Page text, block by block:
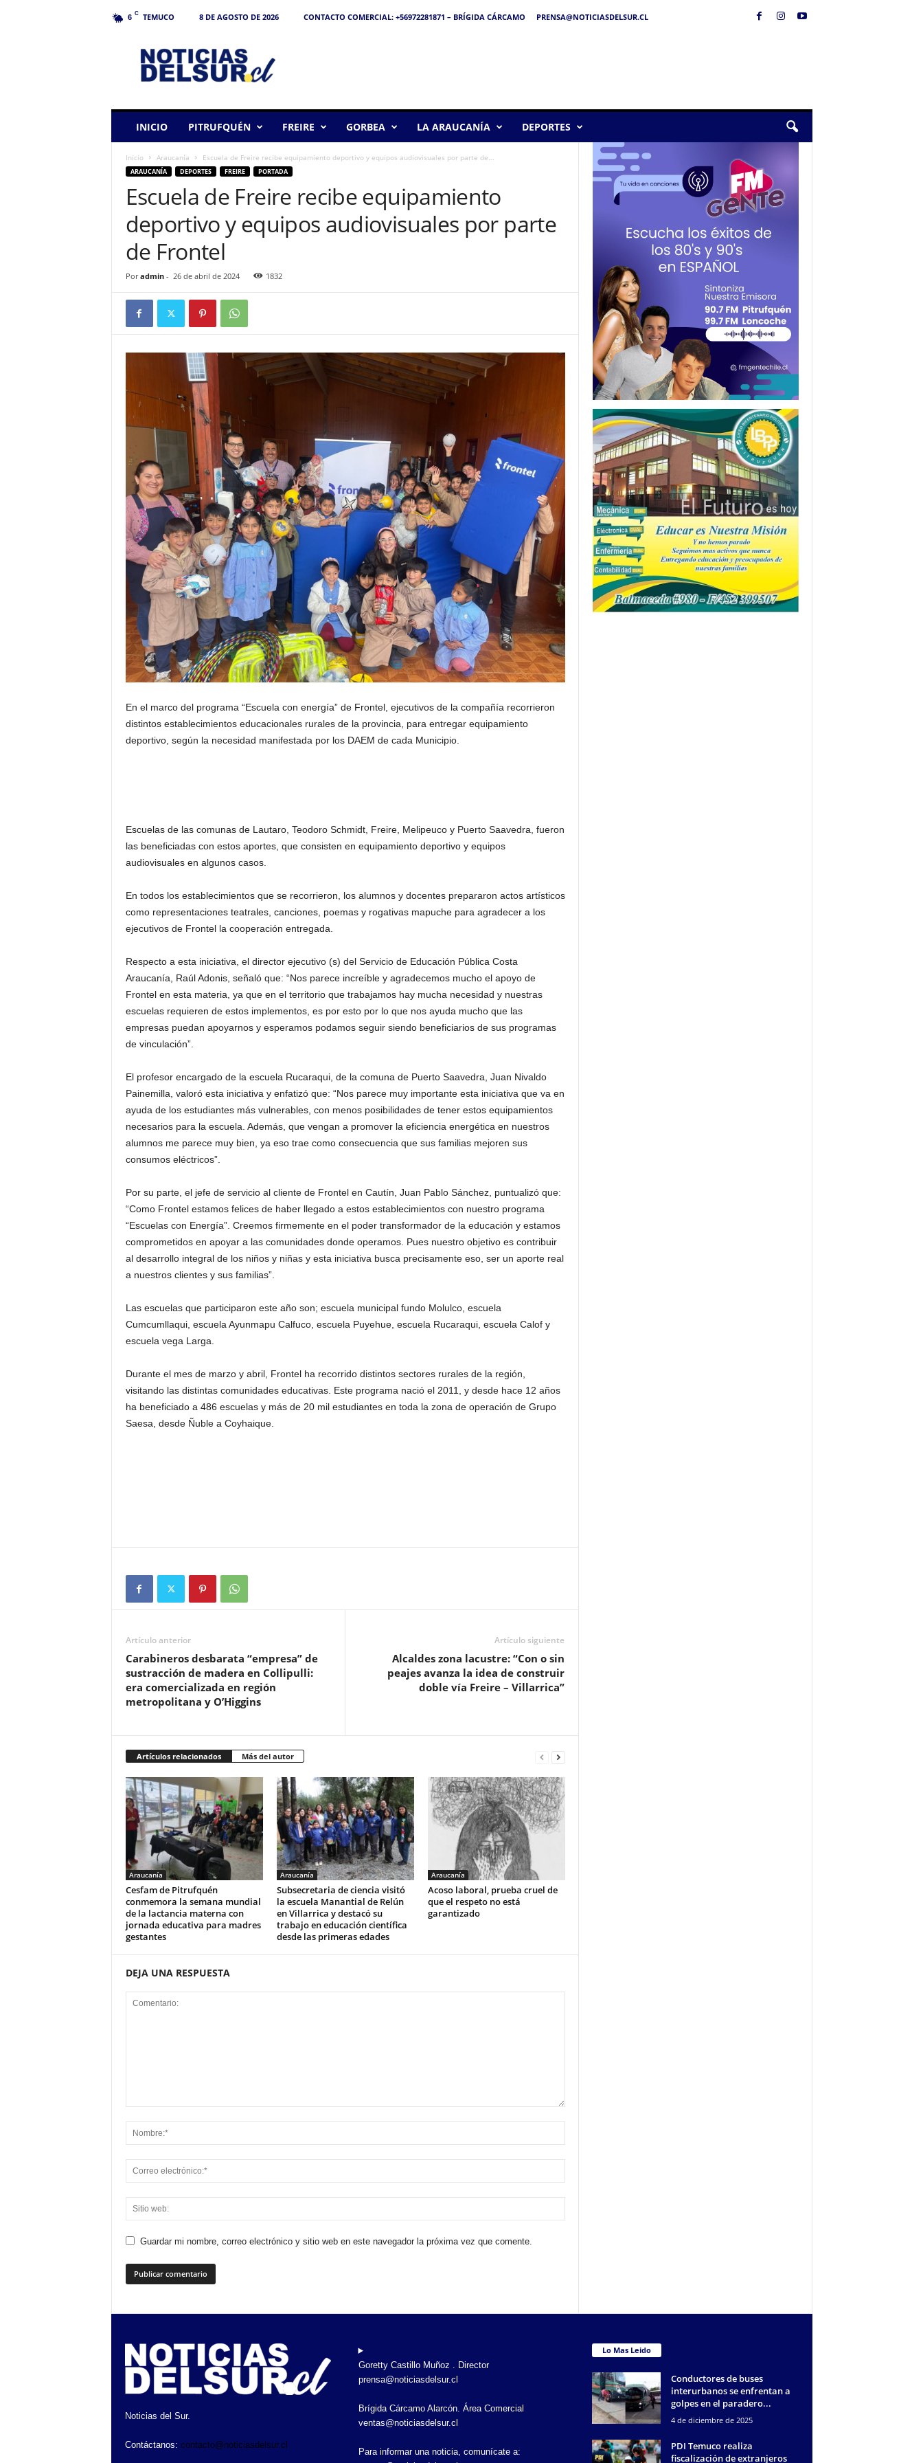
6 C TEMUCO 8 DE AGOSTO DE 2026 CONTACTO COMERCIAL: +56972281871 – BRÍGIDA CÁRCAMO
PRENSA@NOTICIASDELSUR.CL
INICIO PITRUFQUÉN FREIRE GORBEA LA ARAUCANÍA DEPORTES
Inicio Araucanía Escuela de Freire recibe equipamiento deportivo y equipos audiovisuales por parte de...
ARAUCANÍA DEPORTES FREIRE PORTADA
Escuela de Freire recibe equipamiento
deportivo y equipos audiovisuales por parte
de Frontel
Por admin- 26 de abril de 2024 1832
En el marco del programa “Escuela con energía” de Frontel, ejecutivos de la compañía recorrieron
distintos establecimientos educacionales rurales de la provincia, para entregar equipamiento
deportivo, según la necesidad manifestada por los DAEM de cada Municipio.
Escuelas de las comunas de Lautaro, Teodoro Schmidt, Freire, Melipeuco y Puerto Saavedra, fueron
las beneficiadas con estos aportes, que consisten en equipamiento deportivo y equipos
audiovisuales en algunos casos.
En todos los establecimientos que se recorrieron, los alumnos y docentes prepararon actos artísticos
como representaciones teatrales, canciones, poemas y rogativas mapuche para agradecer a los
ejecutivos de Frontel la cooperación entregada.
Respecto a esta iniciativa, el director ejecutivo (s) del Servicio de Educación Pública Costa
Araucanía, Raúl Adonis, señaló que: “Nos parece increíble y agradecemos mucho el apoyo de
Frontel en esta materia, ya que en el territorio que trabajamos hay mucha necesidad y nuestras
escuelas requieren de estos implementos, es por esto por lo que nos ayuda mucho que las
empresas puedan apoyarnos y esperamos podamos seguir siendo beneficiarios de sus programas
de vinculación”.
El profesor encargado de la escuela Rucaraqui, de la comuna de Puerto Saavedra, Juan Nivaldo
Painemilla, valoró esta iniciativa y enfatizó que: “Nos parece muy importante esta iniciativa que va en
ayuda de los estudiantes más vulnerables, con menos posibilidades de tener estos equipamientos
necesarios para la escuela. Además, que vengan a promover la eficiencia energética en nuestros
alumnos me parece muy bien, ya eso trae como consecuencia que sus familias mejoren sus
consumos eléctricos”.
Por su parte, el jefe de servicio al cliente de Frontel en Cautín, Juan Pablo Sánchez, puntualizó que:
“Como Frontel estamos felices de haber llegado a estos establecimientos con nuestro programa
“Escuelas con Energía”. Creemos firmemente en el poder transformador de la educación y estamos
comprometidos en apoyar a las comunidades donde operamos. Pues nuestro objetivo es contribuir
al desarrollo integral de los niños y niñas y esta iniciativa busca precisamente eso, ser un aporte real
a nuestros clientes y sus familias”.
Las escuelas que participaron este año son; escuela municipal fundo Molulco, escuela
Cumcumllaqui, escuela Ayunmapu Calfuco, escuela Puyehue, escuela Rucaraqui, escuela Calof y
escuela vega Larga.
Durante el mes de marzo y abril, Frontel ha recorrido distintos sectores rurales de la región,
visitando las distintas comunidades educativas. Este programa nació el 2011, y desde hace 12 años
ha beneficiado a 486 escuelas y más de 20 mil estudiantes en toda la zona de operación de Grupo
Saesa, desde Ñuble a Coyhaique.
Artículo anterior
Carabineros desbarata “empresa” de
sustracción de madera en Collipulli:
era comercializada en región
metropolitana y O’Higgins
Artículo siguiente
Alcaldes zona lacustre: “Con o sin
peajes avanza la idea de construir
doble vía Freire – Villarrica”
Artículos relacionados Más del autor
Araucanía
Cesfam de Pitrufquén
conmemora la semana mundial
de la lactancia materna con
jornada educativa para madres
gestantes
Araucanía
Subsecretaria de ciencia visitó
la escuela Manantial de Relún
en Villarrica y destacó su
trabajo en educación científica
desde las primeras edades
Araucanía
Acoso laboral, prueba cruel de
que el respeto no está
garantizado
DEJA UNA RESPUESTA
Guardar mi nombre, correo electrónico y sitio web en este navegador la próxima vez que comente.
Noticias del Sur.
Contáctanos: contacto@noticiasdelsur.cl
Goretty Castillo Muñoz . Director
prensa@noticiasdelsur.cl
Brígida Cárcamo Alarcón. Área Comercial
ventas@noticiasdelsur.cl
Para informar una noticia, comunícate a:
Lo Mas Leido
Conductores de buses
interurbanos se enfrentan a
golpes en el paradero...
4 de diciembre de 2025
PDI Temuco realiza
fiscalización de extranjeros